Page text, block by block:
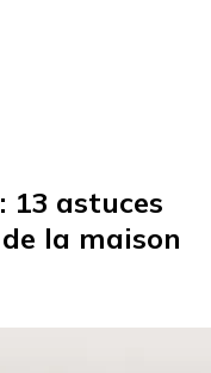
13 astuces
la maison